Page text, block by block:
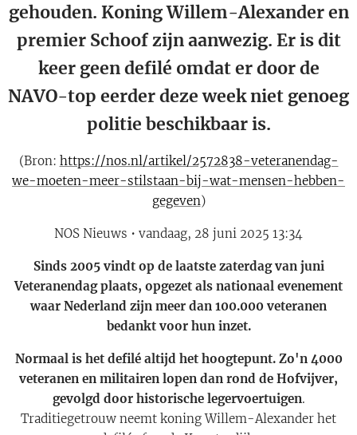
gehouden. Koning Willem-Alexander en
premier Schoof zijn aanwezig. Er is dit
keer geen defilé omdat er door de
NAVO-top eerder deze week niet genoeg
politie beschikbaar is.
(Bron: https://nos.nl/artikel/2572838-veteranendag-
we-moeten-meer-stilstaan-bij-wat-mensen-hebben-
gegeven)
NOS Nieuws • vandaag, 28 juni 2025 13:34
Sinds 2005 vindt op de laatste zaterdag van juni
Veteranendag plaats, opgezet als nationaal evenement
waar Nederland zijn meer dan 100.000 veteranen
bedankt voor hun inzet.
Normaal is het defilé altijd het hoogtepunt. Zo'n 4000
veteranen en militairen lopen dan rond de Hofvijver,
gevolgd door historische legervoertuigen.
Traditiegetrouw neemt koning Willem-Alexander het